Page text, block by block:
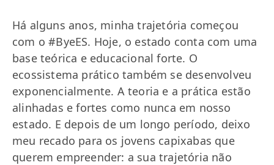
Há alguns anos, minha trajetória começou
com o #ByeES. Hoje, o estado conta com uma
base teórica e educacional forte. O
ecossistema prático também se desenvolveu
exponencialmente. A teoria e a prática estão
alinhadas e fortes como nunca em nosso
estado. E depois de um longo período, deixo
meu recado para os jovens capixabas que
querem empreender: a sua trajetória não